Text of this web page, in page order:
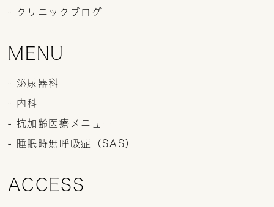
- クリニックブログ
MENU
- 泌尿器科
- 内科
- 抗加齢医療メニュー
- 睡眠時無呼吸症（SAS）
ACCESS